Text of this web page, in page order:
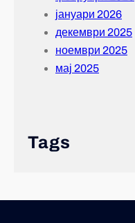
јануари 2026
декември 2025
ноември 2025
мај 2025
Tags